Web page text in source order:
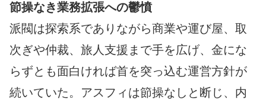
節操なき業務拡張への鬱憤
派閥は探索系でありながら商業や運び屋、取
次ぎや仲裁、旅人支援まで手を広げ、金にな
らずとも面白ければ首を突っ込む運営方針が
続いていた。アスフィは節操なしと断じ、内